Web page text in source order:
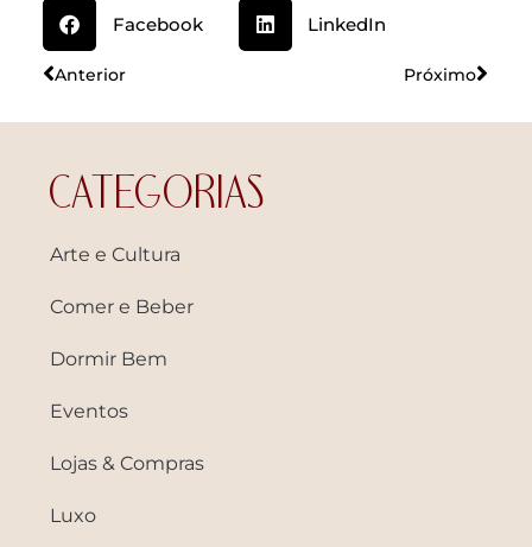
Facebook LinkedIn
Anterior Próximo
CATEGORIAS
Arte e Cultura
Comer e Beber
Dormir Bem
Eventos
Lojas & Compras
Luxo